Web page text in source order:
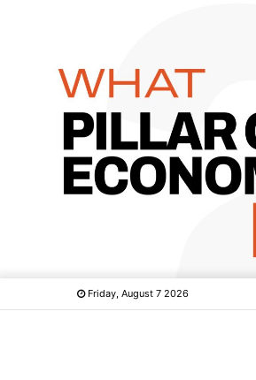
Friday, August 7 2026